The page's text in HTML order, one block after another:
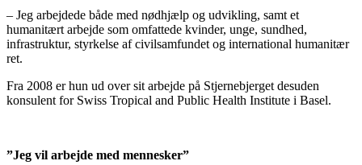
– Jeg arbejdede både med nødhjælp og udvikling, samt et
humanitært arbejde som omfattede kvinder, unge, sundhed,
infrastruktur, styrkelse af civilsamfundet og international humanitær
ret.
Fra 2008 er hun ud over sit arbejde på Stjernebjerget desuden
konsulent for Swiss Tropical and Public Health Institute i Basel.
”Jeg vil arbejde med mennesker”